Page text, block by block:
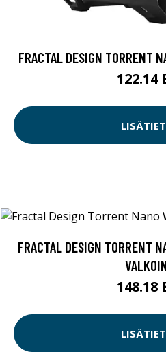
FRACTAL DESIGN TORRENT
122.14
FRACTAL DESIGN TORRENT
148.18